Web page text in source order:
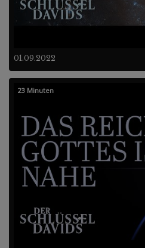
01.09.2022
23 Minuten